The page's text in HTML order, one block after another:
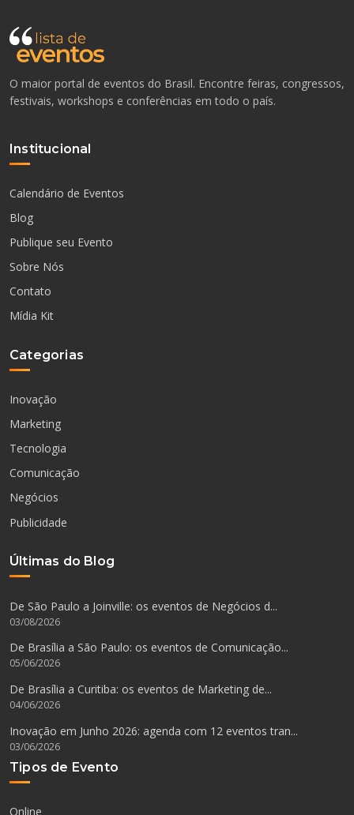
O maior portal de eventos do Brasil. Encontre feiras, congressos,
festivais, workshops e conferências em todo o país.
Institucional
Calendário de Eventos
Blog
Publique seu Evento
Sobre Nós
Contato
Mídia Kit
Categorias
Inovação
Marketing
Tecnologia
Comunicação
Negócios
Publicidade
Últimas do Blog
De São Paulo a Joinville: os eventos de Negócios d...
03/08/2026
De Brasília a São Paulo: os eventos de Comunicação...
05/06/2026
De Brasília a Curitiba: os eventos de Marketing de...
04/06/2026
Inovação em Junho 2026: agenda com 12 eventos tran...
03/06/2026
Tipos de Evento
Online